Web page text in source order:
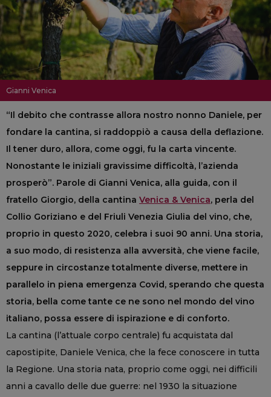
Gianni Venica
“Il debito che contrasse allora nostro nonno Daniele, per
fondare la cantina, si raddoppiò a causa della deflazione.
Il tener duro, allora, come oggi, fu la carta vincente.
Nonostante le iniziali gravissime difficoltà, l’azienda
prosperò”. Parole di Gianni Venica, alla guida, con il
fratello Giorgio, della cantina Venica & Venica, perla del
Collio Goriziano e del Friuli Venezia Giulia del vino, che,
proprio in questo 2020, celebra i suoi 90 anni. Una storia,
a suo modo, di resistenza alla avversità, che viene facile,
seppure in circostanze totalmente diverse, mettere in
parallelo in piena emergenza Covid, sperando che questa
storia, bella come tante ce ne sono nel mondo del vino
italiano, possa essere di ispirazione e di conforto.
La cantina (l’attuale corpo centrale) fu acquistata dal
capostipite, Daniele Venica, che la fece conoscere in tutta
la Regione. Una storia nata, proprio come oggi, nei difficili
anni a cavallo delle due guerre: nel 1930 la situazione